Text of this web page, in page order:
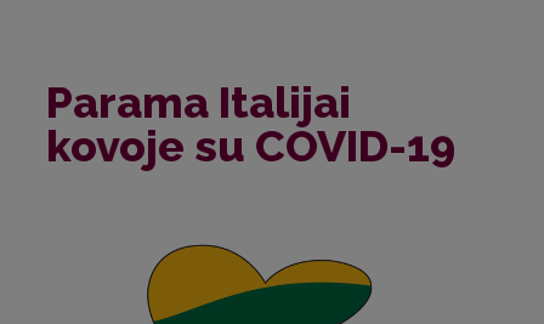
Parama Italijai
kovoje su COVID-19